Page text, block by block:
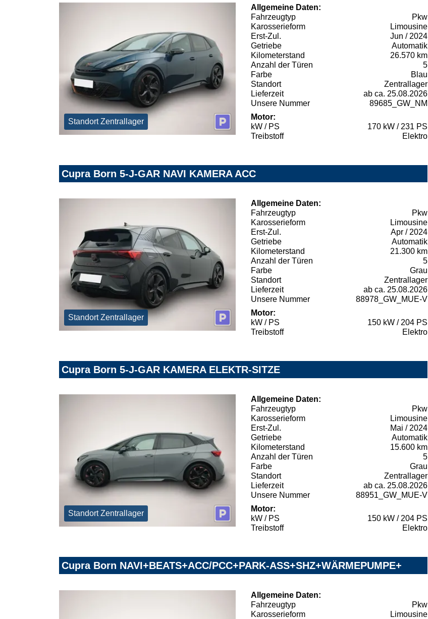
Standort Zentrallager
Allgemeine Daten:
Fahrzeugtyp
Pkw
Karosserieform
Limousine
Erst-Zul.
Jun / 2024
Getriebe
Automatik
Kilometerstand
26.570 km
Anzahl der Türen
5
Farbe
Blau
Standort
Zentrallager
Lieferzeit
ab ca. 25.08.2026
Unsere Nummer
89685_GW_NM
Motor:
kW / PS
170 kW / 231 PS
Treibstoff
Elektro
Cupra Born 5-J-GAR NAVI KAMERA ACC
Standort Zentrallager
Allgemeine Daten:
Fahrzeugtyp
Pkw
Karosserieform
Limousine
Erst-Zul.
Apr / 2024
Getriebe
Automatik
Kilometerstand
21.300 km
Anzahl der Türen
5
Farbe
Grau
Standort
Zentrallager
Lieferzeit
ab ca. 25.08.2026
Unsere Nummer
88978_GW_MUE-V
Motor:
kW / PS
150 kW / 204 PS
Treibstoff
Elektro
Cupra Born 5-J-GAR KAMERA ELEKTR-SITZE
Standort Zentrallager
Allgemeine Daten:
Fahrzeugtyp
Pkw
Karosserieform
Limousine
Erst-Zul.
Mai / 2024
Getriebe
Automatik
Kilometerstand
15.600 km
Anzahl der Türen
5
Farbe
Grau
Standort
Zentrallager
Lieferzeit
ab ca. 25.08.2026
Unsere Nummer
88951_GW_MUE-V
Motor:
kW / PS
150 kW / 204 PS
Treibstoff
Elektro
Cupra Born NAVI+BEATS+ACC/PCC+PARK-ASS+SHZ+WÄRMEPUMPE+
Allgemeine Daten:
Fahrzeugtyp
Pkw
Karosserieform
Limousine